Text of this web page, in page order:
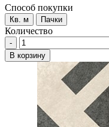
Способ покупки
Кв. м Пачки
Количество
-
В корзину